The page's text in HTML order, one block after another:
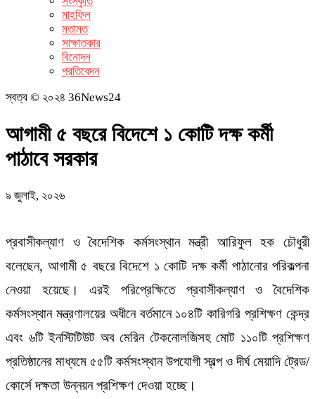
মাহফিল
মতামত
সাক্ষাতকার
বিনোদন
প্রতিবেদন
স্বত্ব © ২০২৪ 36News24
আগামী ৫ বছরে বিদেশে ১ কোটি দক্ষ কর্মী
পাঠাবে সরকার
৯ জুলাই, ২০২৬
প্রবাসীকল্যাণ ও বৈদেশিক কর্মসংস্থান মন্ত্রী আরিফুল হক চৌধুরী
বলেছেন, আগামী ৫ বছরে বিদেশে ১ কোটি দক্ষ কর্মী পাঠানোর পরিকল্পনা
নেওয়া হয়েছে। এরই পরিপ্রেক্ষিতে প্রবাসীকল্যাণ ও বৈদেশিক
কর্মসংস্থান মন্ত্রণালয়ের অধীনে বর্তমানে ১০৪টি কারিগরি প্রশিক্ষণ কেন্দ্র
এবং ৬টি ইনস্টিটিউট অব মেরিন টেকনোলজিসহ মোট ১১০টি প্রশিক্ষণ
প্রতিষ্ঠানের মাধ্যমে ৫৫টি কর্মসংস্থান উপযোগী স্বল্প ও দীর্ঘ মেয়াদি ট্রেড/
কোর্সে দক্ষতা উন্নয়ন প্রশিক্ষণ দেওয়া হচ্ছে।